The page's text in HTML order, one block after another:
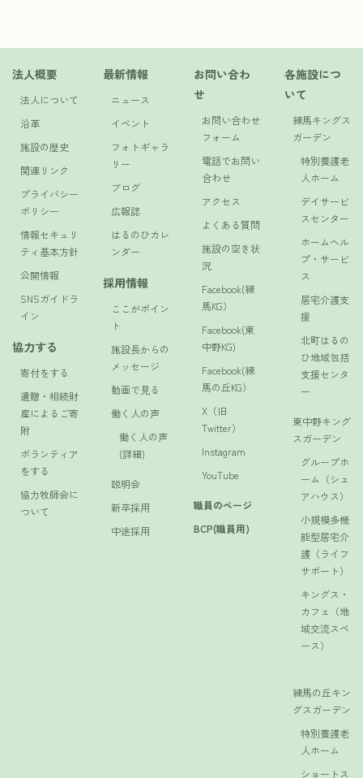
法人概要
法人について
沿革
施設の歴史
関連リンク
プライバシー
ポリシー
情報セキュリ
ティ基本方針
公開情報
SNSガイドラ
イン
協力する
寄付をする
遺贈・相続財
産によるご寄
附
ボランティア
をする
協力牧師会に
ついて
最新情報
ニュース
イベント
フォトギャラ
リー
ブログ
広報誌
はるのひカレ
ンダー
採用情報
ここがポイン
ト
施設長からの
メッセージ
動画で見る
働く人の声
働く人の声
(詳細)
説明会
新卒採用
中途採用
お問い合わ
せ
お問い合わせ
フォーム
電話でお問い
合わせ
アクセス
よくある質問
施設の空き状
況
Facebook(練
馬KG）
Facebook(東
中野KG)
Facebook(練
馬の丘KG）
X（旧
Twitter）
Instagram
YouTube
職員のページ
BCP(職員用)
各施設につ
いて
練馬キングス
ガーデン
特別養護老
人ホーム
デイサービ
スセンター
ホームヘル
プ・サービ
ス
居宅介護支
援
北町はるの
ひ地域包括
支援センタ
ー
東中野キング
スガーデン
グループホ
ーム（シェ
アハウス）
小規模多機
能型居宅介
護（ライフ
サポート）
キングス・
カフェ（地
域交流スペ
ース）
練馬の丘キン
グスガーデン
特別養護老
人ホーム
ショートス